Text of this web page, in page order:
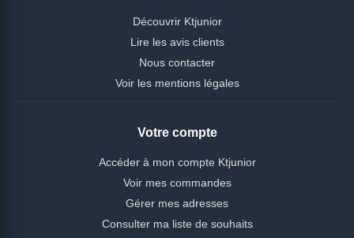
Découvrir Ktjunior
Lire les avis clients
Nous contacter
Voir les mentions légales
Votre compte
Accéder à mon compte Ktjunior
Voir mes commandes
Gérer mes adresses
Consulter ma liste de souhaits